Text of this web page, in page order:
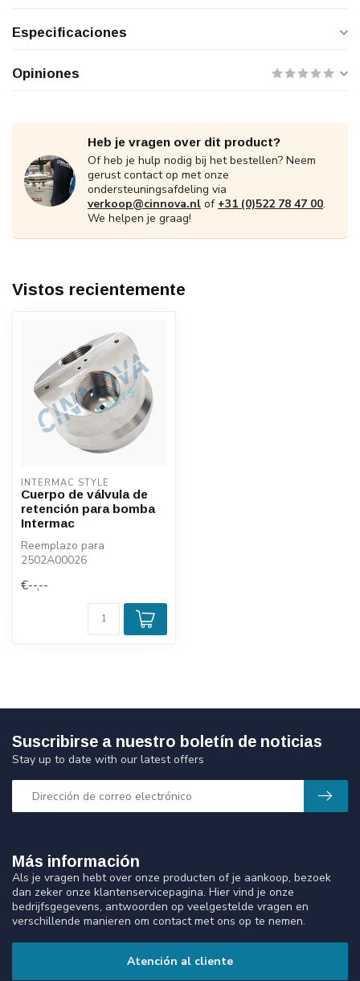
Especificaciones
Opiniones
Heb je vragen over dit product?
Of heb je hulp nodig bij het bestellen? Neem
gerust contact op met onze
ondersteuningsafdeling via
verkoop@cinnova.nl of +31 (0)522 78 47 00.
We helpen je graag!
Vistos recientemente
INTERMAC STYLE
Cuerpo de válvula de
retención para bomba
Intermac
Reemplazo para
2502A00026
€--,--
Más información
Als je vragen hebt over onze producten of je aankoop, bezoek
dan zeker onze klantenservicepagina. Hier vind je onze
bedrijfsgegevens, antwoorden op veelgestelde vragen en
verschillende manieren om contact met ons op te nemen.
Atención al cliente
Suscribirse a nuestro boletín de noticias
Stay up to date with our latest offers